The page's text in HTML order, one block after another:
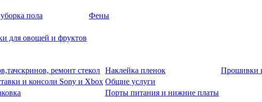
пола
Фены
для овощей и фруктов
ремонт стекол Наклейка пленок
Прошивки
и консоли Sony и Xbox Общие услуги
Порты питания и нижние платы